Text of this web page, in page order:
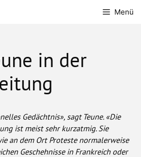
Menü
in der
Gedächtnis», sagt Teune. «Die
ist meist sehr kurzatmig. Sie
an dem Ort Proteste normalerweise
Geschehnisse in Frankreich oder